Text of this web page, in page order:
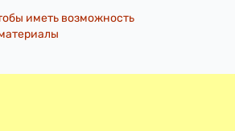
иметь возможность